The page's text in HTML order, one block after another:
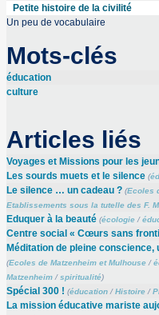
Petite histoire de la civilité
Un peu de vocabulaire
Mots-clés
éducation
culture
Articles liés
Voyages et Missions pour les
Les sourds muets et le silence (
Le silence … un cadeau ? (Ecoles
Etablissements sous la tutelle des F.
Eduquer à la beauté (écologie/
Centre social « Cœurs sans
Méditation de pleine conscience,
(Ecoles de Matzenheim et Mulhouse/
Matzenheim/spiritualité)
Spécial 300 ! (éducation/Histoire/
La mission éducative mariste